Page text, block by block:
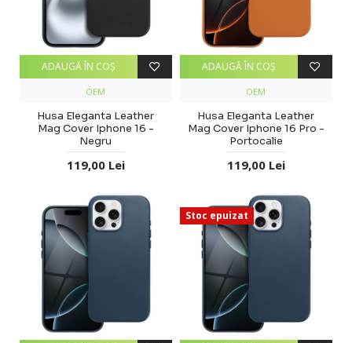
OEM
Husa Eleganta Leather
Mag Cover Iphone 16 -
Negru
119,00 Lei
ADAUGĂ ÎN COŞ
OEM
Husa Eleganta Leather
Mag Cover Iphone 16 Pro -
Portocalie
119,00 Lei
ADAUGĂ ÎN COŞ
Stoc epuizat